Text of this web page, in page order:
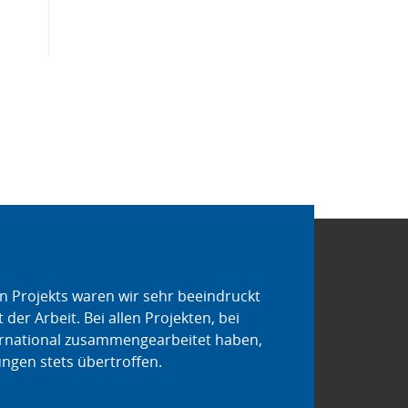
Projekts waren wir sehr beeindruckt
Arbeit. Bei allen Projekten, bei
zusammengearbeitet haben,
stets übertroffen.